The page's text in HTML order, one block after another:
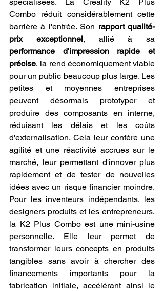
Combo réduit considérablement cette
barrière à l'entrée. Son rapport qualité-
prix exceptionnel
performance d'impression rapide et
précise, la rend économiquement viable
pour un public beaucoup plus large. Les
petites et moyennes entreprises
peuvent désormais prototyper et
produire des composants en interne,
réduisant les délais et les coûts
d'externalisation. Cela leur confère une
agilité et une réactivité accrues sur le
marché, leur permettant d'innover plus
rapidement et de tester de nouvelles
idées avec un risque financier moindre.
Pour les inventeurs indépendants, les
designers produits et les entrepreneurs,
la K2 Plus Combo est une mini-usine
personnelle. Elle leur permet de
transformer leurs concepts en produits
tangibles sans avoir à chercher des
financements importants pour la
fabrication initiale, accélérant ainsi le